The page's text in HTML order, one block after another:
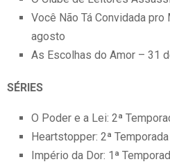
Você Não Tá Convidada
agosto
As Escolhas do Amor – 31
SÉRIES
O Poder e a Lei: 2ª
Heartstopper: 2ª
Império da Dor: 1ª